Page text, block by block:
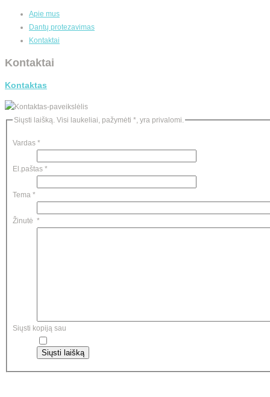
Apie mus
Dantų protezavimas
Kontaktai
Kontaktai
Kontaktas
Siųsti laišką. Visi laukeliai, pažymėti *, yra privalomi.
Vardas *
El.paštas *
Tema *
Žinutė *
Siųsti kopiją sau
Siųsti laišką